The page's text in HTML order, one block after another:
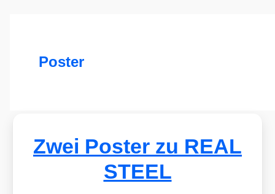
Poster
Zwei Poster zu REAL
STEEL